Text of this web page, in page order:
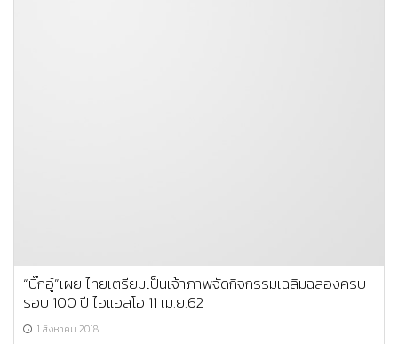
“บิ๊กอู๋”เผย ไทยเตรียมเป็นเจ้าภาพจัดกิจกรรมเฉลิมฉลองครบ
รอบ 100 ปี ไอแอลโอ 11 เม.ย.62
1 สิงหาคม 2018